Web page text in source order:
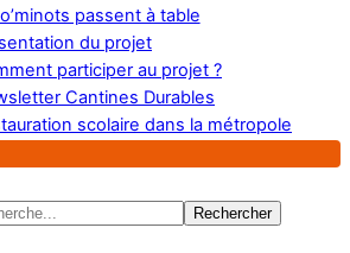
passent à table
du projet
participer au projet ?
Cantines Durables
scolaire dans la métropole